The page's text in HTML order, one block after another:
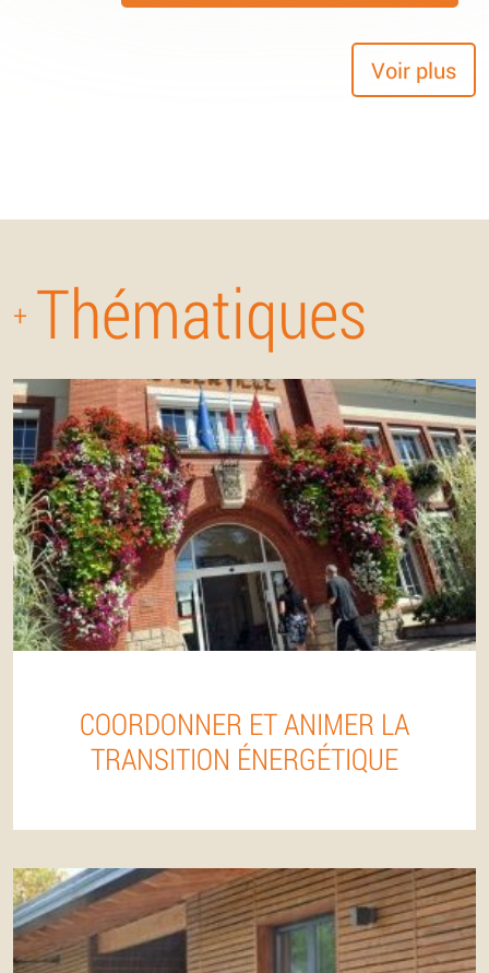
Voir plus
+ Thématiques
COORDONNER ET ANIMER LA
TRANSITION ÉNERGÉTIQUE